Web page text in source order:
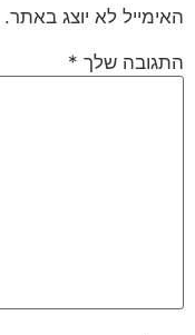
האימייל לא יוצג באתר.
התגובה שלך *